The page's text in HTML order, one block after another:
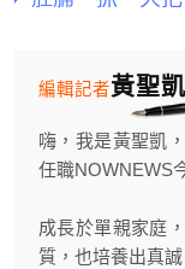
黃聖凱
編輯記者
嗨，我是黃聖凱
任職NOWNEWS
成長於單親家庭
質，也培養出真